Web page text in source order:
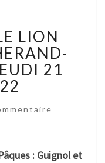
LION
21
: Guignol et